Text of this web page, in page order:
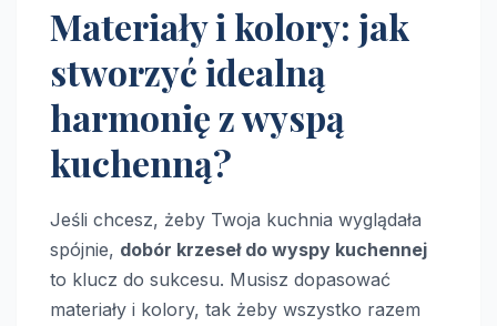
Materiały i kolory: jak
stworzyć idealną
harmonię z wyspą
kuchenną?
Jeśli chcesz, żeby Twoja kuchnia wyglądała
spójnie, dobór krzeseł do wyspy kuchennej
to klucz do sukcesu. Musisz dopasować
materiały i kolory, tak żeby wszystko razem